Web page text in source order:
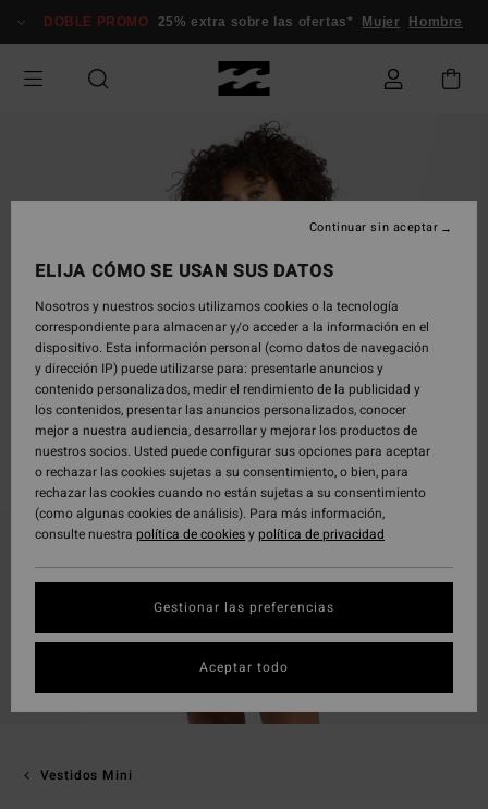
información
DOBLE PROMO 25% extra sobre las ofertas* Mujer Hombre
Vestidos Mini
ELIJA CÓMO SE USAN SUS DATOS
Nosotros y nuestros socios utilizamos cookies o la tecnología
correspondiente para almacenar y/o acceder a la información en el
dispositivo. Esta información personal (como datos de navegación
y dirección IP) puede utilizarse para: presentarle anuncios y
contenido personalizados, medir el rendimiento de la publicidad y
los contenidos, presentar las anuncios personalizados, conocer
mejor a nuestra audiencia, desarrollar y mejorar los productos de
nuestros socios. Usted puede configurar sus opciones para aceptar
o rechazar las cookies sujetas a su consentimiento, o bien, para
rechazar las cookies cuando no están sujetas a su consentimiento
(como algunas cookies de análisis). Para más información,
consulte nuestra política de cookiesypolítica de privacidad
Gestionar las preferencias
Continuar sin aceptar
Aceptar todo